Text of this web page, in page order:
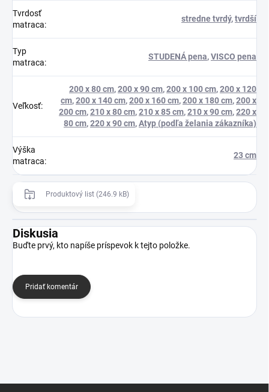
Tvrdosť
matraca:
stredne tvrdý,tvrdší
Typ
matraca:
STUDENÁ pena,VISCO pena
Veľkosť:
200 x 80 cm,200 x 90 cm,200 x 100 cm,200 x 120
cm,200 x 140 cm,200 x 160 cm,200 x 180 cm,200 x
200 cm,210 x 80 cm,210 x 85 cm,210 x 90 cm,220 x
80 cm,220 x 90 cm,Atyp (podľa želania zákazníka)
Výška
matraca:
23 cm
Produktový list (246.9 kB)
Diskusia
Buďte prvý, kto napíše príspevok k tejto položke.
Pridať komentár